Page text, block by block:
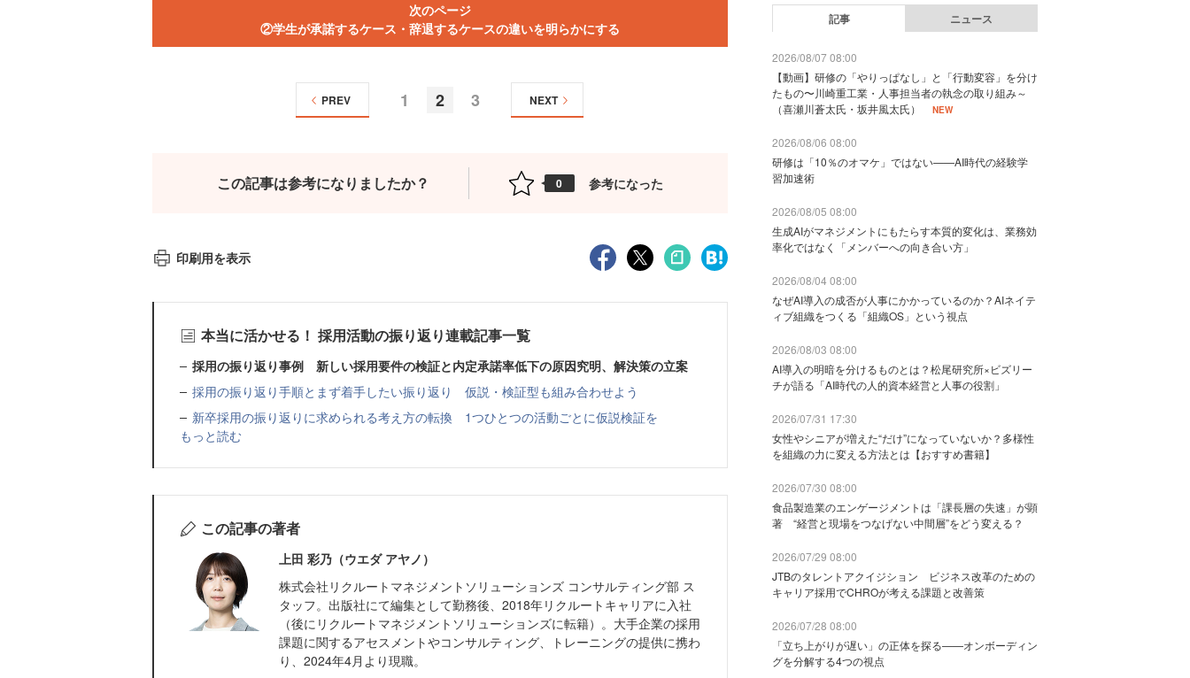
次のページ
②学生が承諾するケース・辞退するケースの違いを明らかにする
1 2 3
PREV NEXT
この記事は参考になりましたか？ 0 参考になった
印刷用を表示
本当に活かせる！ 採用活動の振り返り連載記事一覧
採用の振り返り事例 新しい採用要件の検証と内定承諾率低下の原因究明、解決策の立案
採用の振り返り手順とまず着手したい振り返り 仮説・検証型も組み合わせよう
新卒採用の振り返りに求められる考え方の転換 1つひとつの活動ごとに仮説検証を
もっと読む
この記事の著者
上田 彩乃（ウエダ アヤノ）
株式会社リクルートマネジメントソリューションズ コンサルティング部 ス
タッフ。出版社にて編集として勤務後、2018年リクルートキャリアに入社
（後にリクルートマネジメントソリューションズに転籍）。大手企業の採用
課題に関するアセスメントやコンサルティング、トレーニングの提供に携わ
り、2024年4月より現職。
記事 ニュース
2026/08/07 08:00
【動画】研修の「やりっぱなし」と「行動変容」を分け
たもの〜川崎重工業・人事担当者の執念の取り組み～
（喜瀬川蒼太氏・坂井風太氏）
NEW
2026/08/06 08:00
研修は「10％のオマケ」ではない——AI時代の経験学
習加速術
2026/08/05 08:00
生成AIがマネジメントにもたらす本質的変化は、業務効
率化ではなく「メンバーへの向き合い方」
2026/08/04 08:00
なぜAI導入の成否が人事にかかっているのか？AIネイテ
ィブ組織をつくる「組織OS」という視点
2026/08/03 08:00
AI導入の明暗を分けるものとは？松尾研究所×ビズリー
チが語る「AI時代の人的資本経営と人事の役割」
2026/07/31 17:30
女性やシニアが増えた“だけ”になっていないか？多様性
を組織の力に変える方法とは【おすすめ書籍】
2026/07/30 08:00
食品製造業のエンゲージメントは「課長層の失速」が顕
著 “経営と現場をつなげない中間層”をどう変える？
2026/07/29 08:00
JTBのタレントアクイジション ビジネス改革のための
キャリア採用でCHROが考える課題と改善策
2026/07/28 08:00
「立ち上がりが遅い」の正体を探る——オンボーディン
グを分解する4つの視点